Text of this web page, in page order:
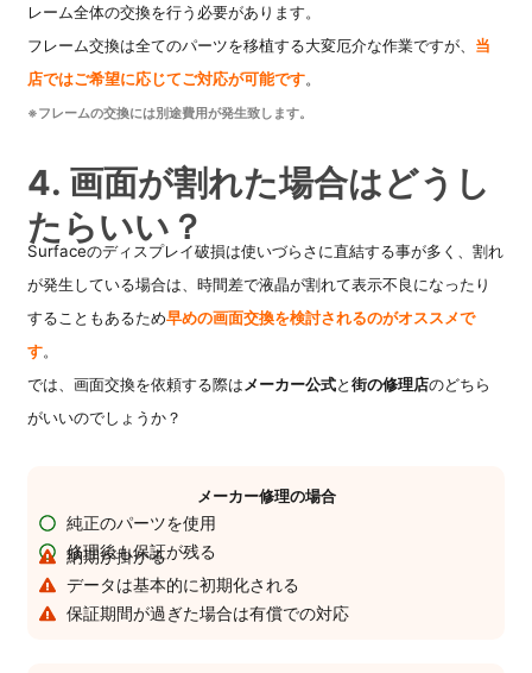
レーム全体の交換を行う必要があります。
フレーム交換は全てのパーツを移植する大変厄介な作業ですが、 当
店ではご希望に応じてご対応が可能です。
※フレームの交換には別途費用が発生致します。
4. 画面が割れた場合はどうし
たらいい？
Surfaceのディスプレイ破損は使いづらさに直結する事が多く、割れ
が発生している場合は、時間差で液晶が割れて表示不良になったり
することもあるため早めの画面交換を検討されるのがオススメで
す。
では、画面交換を依頼する際は メーカー公式と街の修理店のどちら
がいいのでしょうか？
メーカー修理の場合
純正のパーツを使用
修理後も保証が残る
納期が掛かる
データは基本的に初期化される
保証期間が過ぎた場合は有償での対応